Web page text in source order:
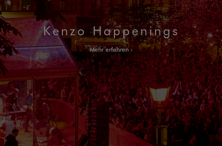
Kenzo Happenings
Mehr erfahren